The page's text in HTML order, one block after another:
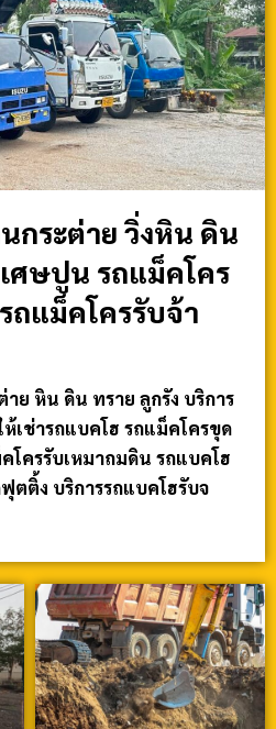
กระต่าย วิ่งหิน ดิน
ศษปูน รถแม็คโคร
ถแม็คโครรับจ้า
ย หิน ดิน ทราย ลูกรัง บริการ
ห้เช่ารถแบคโฮ รถแม็คโครขุด
โครรับเหมาถมดิน รถแบคโฮ
ตติ้ง บริการรถแบคโฮรับจ